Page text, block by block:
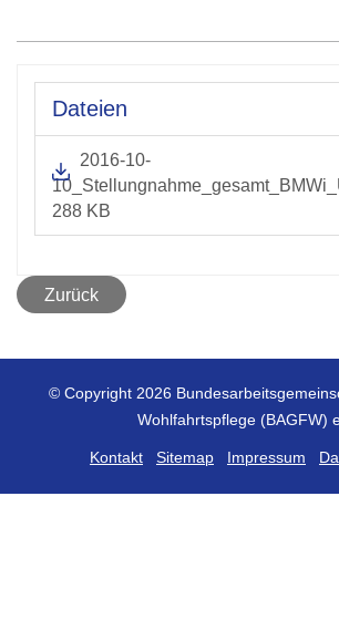
Dateien
2016-10-
288 KB
Zurück
© Copyright 2026
Wohlfahrtspflege (BAGFW)
Kontakt Sitemap Impressum